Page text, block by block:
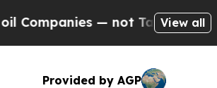
— not Taxpayers — theView all
Provided by AGP